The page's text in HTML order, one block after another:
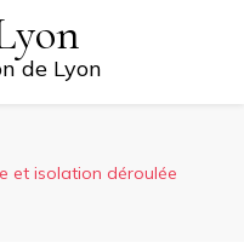
de Lyon
et isolation déroulée